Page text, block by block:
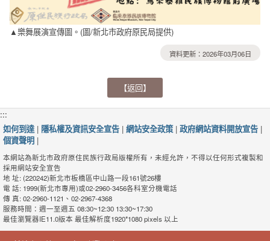
▲樂舞展演宣傳圖。(圖/新北市政府原民局提供)
資料更新：2026年03月06日
【返回】
:::
如何到達 | 隱私權及資訊安全宣告 |網站安全政策|政府網站資料開放宣告 |
個資聲明 |
本網站為新北市政府原住民族行政局版權所有，未經允許，不得以任何形式複製和
採用網站安全宣告
地 址: (220242)新北市板橋區中山路一段161號26樓
電 話: 1999(新北市專用)或02-2960-3456各科室分機電話
傳 真: 02-2960-1121、02-2967-4368
服務時間：週一至週五 08:30~12:30 13:30~17:30
最佳瀏覽器IE11.0版本 最佳解析度1920*1080 pixels 以上